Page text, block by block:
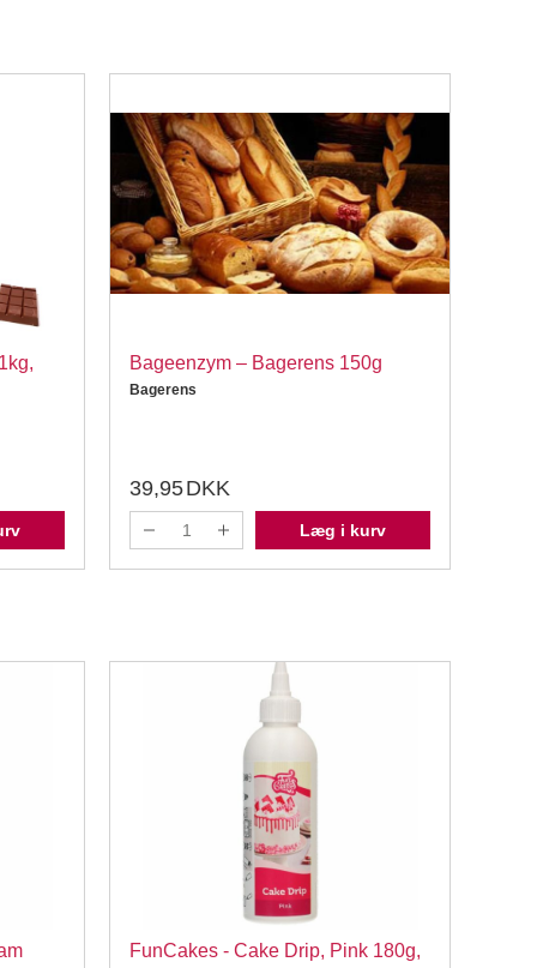
Bageenzym – Bagerens 150g
Bagerens
39,95DKK
Læg i kurv
FunCakes - Cake Drip, Pink 180g,